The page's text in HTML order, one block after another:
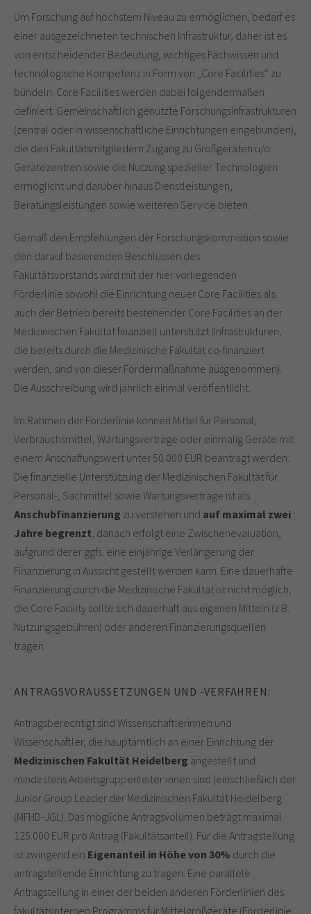
Um Forschung auf höchstem Niveau zu ermöglichen, bedarf es
einer ausgezeichneten technischen Infrastruktur, daher ist es
von entscheidender Bedeutung, wichtiges Fachwissen und
technologische Kompetenz in Form von „Core Facilities“ zu
bündeln. Core Facilities werden dabei folgendermaßen
definiert: Gemeinschaftlich genutzte Forschungsinfrastrukturen
(zentral oder in wissenschaftliche Einrichtungen eingebunden),
die den Fakultätsmitgliedern Zugang zu Großgeräten u/o
Gerätezentren sowie die Nutzung spezieller Technologien
ermöglicht und darüber hinaus Dienstleistungen,
Beratungsleistungen sowie weiteren Service bieten.
Gemäß den Empfehlungen der Forschungskommission sowie
den darauf basierenden Beschlüssen des
Fakultätsvorstands wird mit der hier vorliegenden
Förderlinie sowohl die Einrichtung neuer Core Facilities als
auch der Betrieb bereits bestehender Core Facilities an der
Medizinischen Fakultät finanziell unterstützt (Infrastrukturen,
die bereits durch die Medizinische Fakultät co-finanziert
werden, sind von dieser Fördermaßnahme ausgenommen).
Die Ausschreibung wird jährlich einmal veröffentlicht.
Im Rahmen der Förderlinie können Mittel für Personal,
Verbrauchsmittel, Wartungsverträge oder einmalig Geräte mit
einem Anschaffungswert unter 50.000 EUR beantragt werden.
Die finanzielle Unterstützung der Medizinischen Fakultät für
Personal-, Sachmittel sowie Wartungsverträge ist als
Anschubfinanzierung zu verstehen und auf maximal zwei
Jahre begrenzt, danach erfolgt eine Zwischenevaluation,
aufgrund derer ggfs. eine einjährige Verlängerung der
Finanzierung in Aussicht gestellt werden kann. Eine dauerhafte
Finanzierung durch die Medizinische Fakultät ist nicht möglich,
die Core Facility sollte sich dauerhaft aus eigenen Mitteln (z.B.
Nutzungsgebühren) oder anderen Finanzierungsquellen
tragen.
ANTRAGSVORAUSSETZUNGEN UND -VERFAHREN:
Antragsberechtigt sind Wissenschaftlerinnen und
Wissenschaftler, die hauptamtlich an einer Einrichtung der
Medizinischen Fakultät Heidelberg angestellt und
mindestens Arbeitsgruppenleiter:innen sind (einschließlich der
Junior Group Leader der Medizinischen Fakultät Heidelberg
(MFHD-JGL). Das mögliche Antragsvolumen beträgt maximal
125.000 EUR pro Antrag (Fakultätsanteil). Für die Antragstellung
ist zwingend ein Eigenanteil in Höhe von 30% durch die
antragstellende Einrichtung zu tragen. Eine parallele
Antragstellung in einer der beiden anderen Förderlinien des
fakultätsinternen Programms für Mittelgroßgeräte (Förderlinie